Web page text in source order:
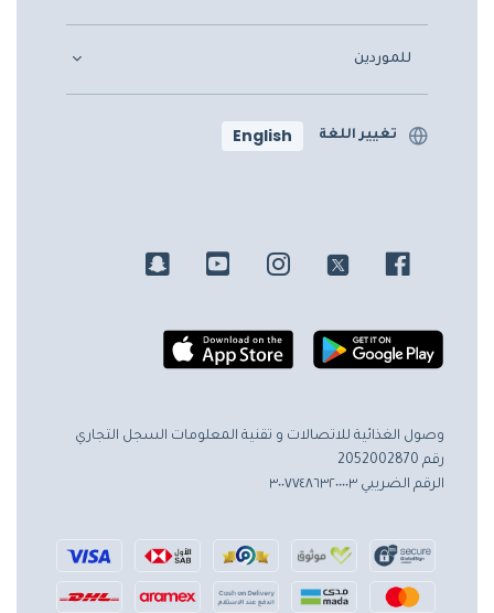
للموردين
تغيير اللغة English
وصول الغذائية للاتصالات و تقنية المعلومات السجل التجاري
رقم 2052002870
الرقم الضريبي ٣٠٠٧٧٤٨٦٣٢٠٠٠٠٣